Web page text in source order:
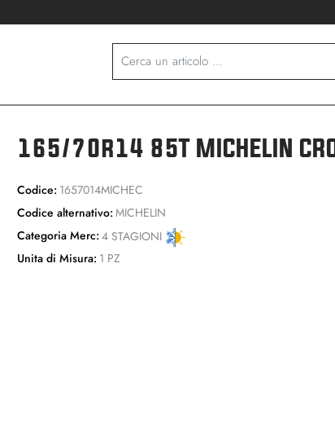
165/70r14 85T MICHELIN
Codice: 1657014MICHEC
Codice alternativo: MICHELIN
Categoria Merc: 4 STAGIONI
Unita di Misura: 1 PZ